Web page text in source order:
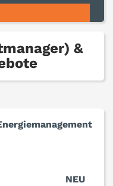
&
NEU